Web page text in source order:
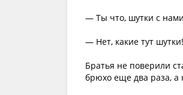
— Ты что, шутки с
— Нет, какие тут шутки!
Братья не поверили
брюхо еще два раза, а